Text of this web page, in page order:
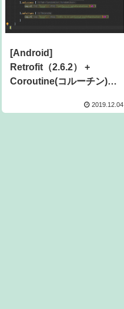
[Android]
Retrofit（2.6.2） +
Coroutine(コルーチン)で
2019.12.04